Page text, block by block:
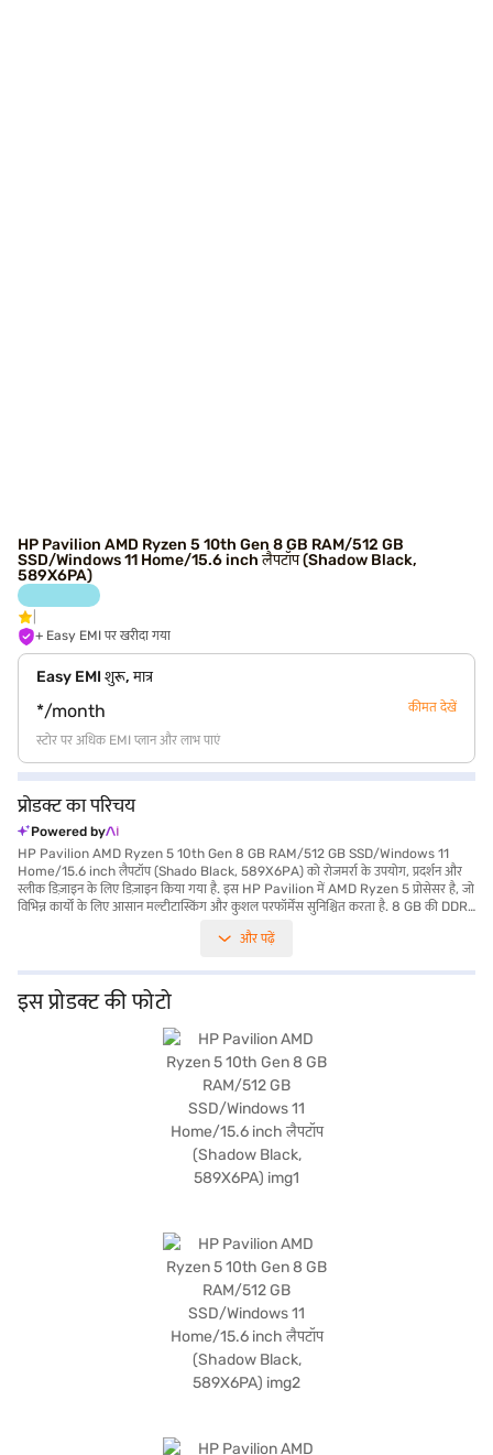
HP Pavilion AMD Ryzen 5 10th Gen 8 GB RAM/512 GB
SSD/Windows 11 Home/15.6 inch लैपटॉप (Shadow Black,
589X6PA)
+ Easy EMI पर खरीदा गया
Easy EMI शुरू, मात्र
*/month कीमत देखें
स्टोर पर अधिक EMI प्लान और लाभ पाएं
प्रोडक्ट का परिचय
Powered by
HP Pavilion AMD Ryzen 5 10th Gen 8 GB RAM/512 GB SSD/Windows 11
Home/15.6 inch लैपटॉप (Shado Black, 589X6PA) को रोजमर्रा के उपयोग, प्रदर्शन और
स्लीक डिज़ाइन के लिए डिज़ाइन किया गया है. इस HP Pavilion में AMD Ryzen 5 प्रोसेसर है, जो
विभिन्न कार्यों के लिए आसान मल्टीटास्किंग और कुशल परफॉर्मेंस सुनिश्चित करता है. 8 GB की DDR4
स्टोरेज का अनुभव मिलेगा. 1920 x 1080 पिक्सल के रिज़ोल्यूशन के साथ 15.6-inch डिस्प्ले क्रिस्प
या उससे कम वजन वाला यह लाइटवेट लैपटॉप on-the-go प्रोडक्टिविटी के लिए आदर्श है.
Windows 11 होम के साथ पहले से इंस्टॉल आपको बेहतर सुरक्षा और यूज़र अनुभव के लिए लेटेस्ट
ऑपरेटिंग सिस्टम की विशेषताएं मिलती हैं. शैडो ब्लैक कलर शानदार लुक को और बढ़ाता है. HP
Pavilion AMD Ryzen 5 10th Gen छात्रों, प्रोफेशनल और भरोसेमंद लैपटॉप की आवश्यकता
वाले किसी भी व्यक्ति के लिए उपयुक्त है. खरीदारी करने के लिए बजाज फाइनेंस पर विकल्पों के बारे में
जानें या पार्टनर स्टोर पर जाएं और Easy EMIs का लाभ उठाएं.
और पढ़ें
इस प्रोडक्ट की फोटो